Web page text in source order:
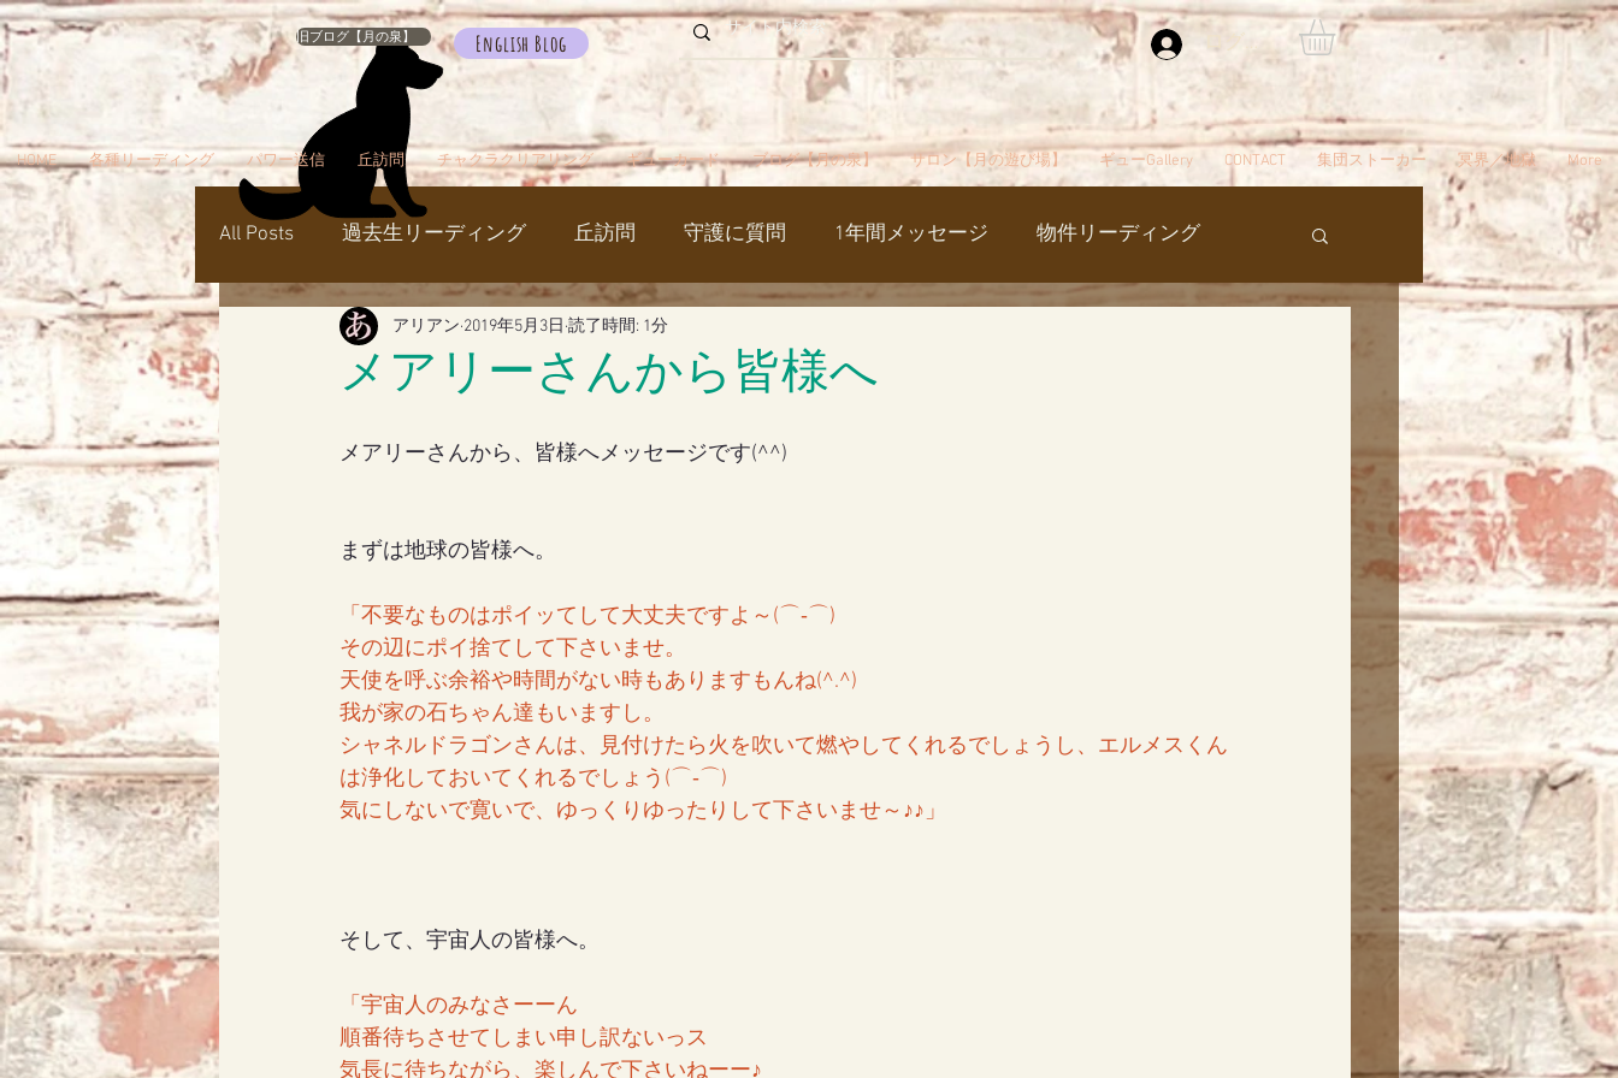
旧ブログ【月の泉】 English Blog ログイン
HOME 各種リーディング パワー送信 丘訪問 チャクラクリアリング ギューカード ブログ【月の泉】 サロン【月の遊び場】 ギューGallery CONTACT 集団ストーカー 冥界／地獄 More
All Posts 過去生リーディング 丘訪問 守護に質問 1年間メッセージ 物件リーディング
パワー送信 冥界 天国 カルマパターン
天使エリア 女の地球の守り方 家作り
メアリーさんから皆様へ
アリアン 2019年5月3日 読了時間: 1分
メアリーさんから、皆様へメッセージです(^^)
まずは地球の皆様へ。
「不要なものはポイッてして大丈夫ですよ～(⌒‐⌒)
その辺にポイ捨てして下さいませ。
天使を呼ぶ余裕や時間がない時もありますもんね(^.^)
我が家の石ちゃん達もいますし。
シャネルドラゴンさんは、見付けたら火を吹いて燃やしてくれるでしょうし、エルメスくん
は浄化しておいてくれるでしょう(⌒‐⌒)
気にしないで寛いで、ゆっくりゆったりして下さいませ～♪♪」
そして、宇宙人の皆様へ。
「宇宙人のみなさーーん
順番待ちさせてしまい申し訳ないっス
気長に待ちながら、楽しんで下さいねーー♪